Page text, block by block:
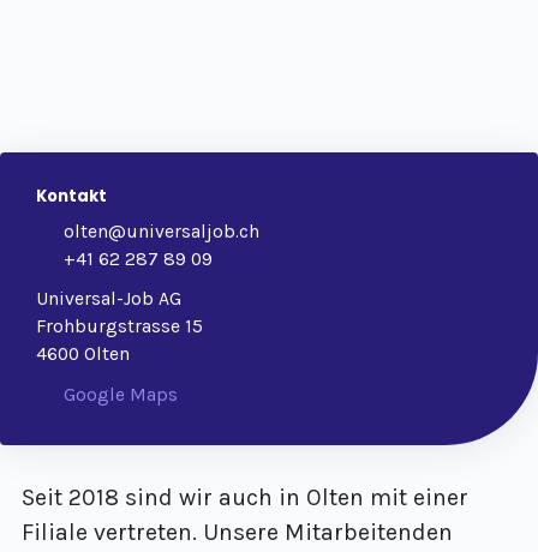
Kontakt
olten@universaljob.ch
+41 62 287 89 09
Universal-Job AG
Frohburgstrasse 15
4600 Olten
Google Maps
Seit 2018 sind wir auch in Olten mit einer
Filiale vertreten. Unsere Mitarbeitenden